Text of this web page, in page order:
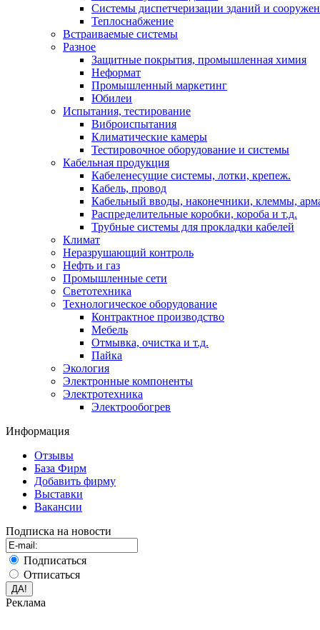
Системы диспетчеризации зданий и
Теплоснабжение
Встраиваемые системы
Разное
Защитные покрытия, промышленная химия
Неформат
Промышленный маркетинг
Юбилеи
Испытания, тестирование
Виброиспытания
Климатические камеры
Тестировочное оборудование и системы
Кабельная продукция
Кабеленесущие системы, лотки, крепеж.
Кабель, провод
Кабельный вводы, наконечники, клеммы,
Распределительные коробки, короба и т.д.
Трубные системы для прокладки кабелей
Климат
Неразрушающий контроль
Нефть и газ
Промышленные сети
Светотехника
Технологическое оборудование
Контрактное производство
Мебель
Отмывка, очистка и т.д.
Пайка
Экология
Электронные компоненты
Электротехника
Электрообогрев
Информация
Отзывы
База Фирм
Добавить фирму
Выставки
Вакансии
Подписка на новости
Подписаться
Отписаться
Реклама